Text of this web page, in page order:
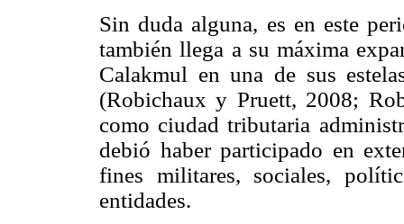
Sin duda alguna, es en este
también llega a su máxima
Calakmul en una de sus
(Robichaux y Pruett, 2008;
como ciudad tributaria
debió haber participado en
fines militares, sociales,
entidades.